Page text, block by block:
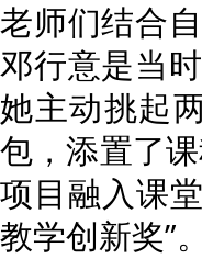
老师们结合
邓行意是当
她主动挑起
包，添置了
项目融入课
教学创新奖”。